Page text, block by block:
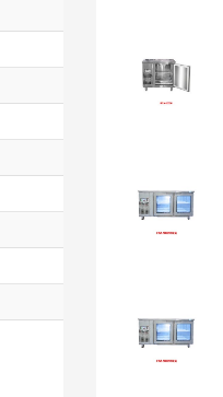
Add
Add